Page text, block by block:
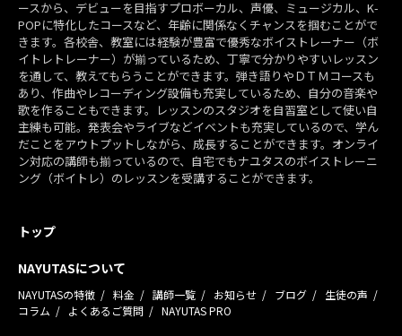
ースから、デビューを目指すプロボーカル、声優、ミュージカル、K-
POPに特化したコースなど、年齢に関係なくチャンスを掴むことがで
きます。各校舎、教室には経験が豊富で優秀なボイストレーナー（ボ
イトレトレーナー）が揃っているため、丁寧で分かりやすいレッスン
を通して、教えてもらうことができます。弾き語りやＤＴＭコースも
あり、作曲やレコーディング設備も充実しているため、自分の音楽や
歌を作ることもできます。レッスンのスタジオを自習室として使い自
主練も可能。発表会やライブなどイベントも充実しているので、学ん
だことをアウトプットしながら、成長することができます。オンライ
ン対応の講師も揃っているので、自宅でもナユタスのボイストレーニ
ング（ボイトレ）のレッスンを受講することができます。
トップ
NAYUTASについて
NAYUTASの特徴 料金 講師一覧 お知らせ ブログ
生徒の声
コラム
よくあるご質問 NAYUTAS PRO